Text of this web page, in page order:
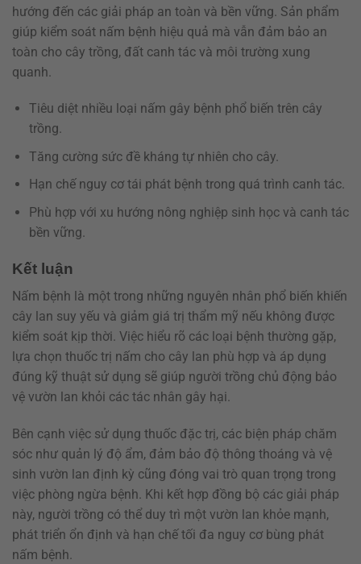
hướng đến các giải pháp an toàn và bền vững. Sản phẩm
giúp kiểm soát nấm bệnh hiệu quả mà vẫn đảm bảo an
toàn cho cây trồng, đất canh tác và môi trường xung
quanh.
Tiêu diệt nhiều loại nấm gây bệnh phổ biến trên cây
trồng.
Tăng cường sức đề kháng tự nhiên cho cây.
Hạn chế nguy cơ tái phát bệnh trong quá trình canh tác.
Phù hợp với xu hướng nông nghiệp sinh học và canh tác
bền vững.
Kết luận
Nấm bệnh là một trong những nguyên nhân phổ biến khiến
cây lan suy yếu và giảm giá trị thẩm mỹ nếu không được
kiểm soát kịp thời. Việc hiểu rõ các loại bệnh thường gặp,
lựa chọn thuốc trị nấm cho cây lan phù hợp và áp dụng
đúng kỹ thuật sử dụng sẽ giúp người trồng chủ động bảo
vệ vườn lan khỏi các tác nhân gây hại.
Bên cạnh việc sử dụng thuốc đặc trị, các biện pháp chăm
sóc như quản lý độ ẩm, đảm bảo độ thông thoáng và vệ
sinh vườn lan định kỳ cũng đóng vai trò quan trọng trong
việc phòng ngừa bệnh. Khi kết hợp đồng bộ các giải pháp
này, người trồng có thể duy trì một vườn lan khỏe mạnh,
phát triển ổn định và hạn chế tối đa nguy cơ bùng phát
nấm bệnh.